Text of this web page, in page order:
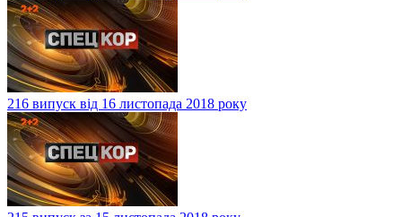
216 випуск від 16 листопада 2018 року